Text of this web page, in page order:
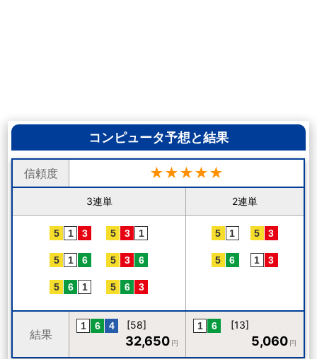
コンピュータ予想と結果
信頼度 ★★★★★
3連単 2連単
結果
[58]
32,650 円
[13]
5,060 円